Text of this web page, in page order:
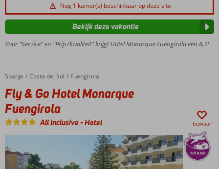
avond
wandelen
over de
boulevard
Center
met
een
sauna
en
Turks
makkelijk
te
Nog 1 kamer(s) beschikbaar op deze site
Voor “Service” en “Prijs/kwaliteit” krijgt Hotel Monarque Fuengirola een 8,7!
Bekijk deze vakantie
Home
Spanje Costa del Sol Fuengirola
Fly & Go Hotel Monarque Fuengirola
Fly & Go Hotel Monarque
Fuengirola
All Inclusive-Hotel bewaar